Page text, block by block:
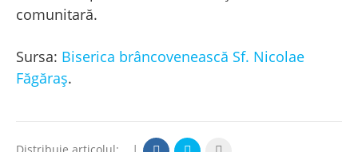
comunitară.
Sursa: Biserica brâncovenească Sf. Nicolae
Făgăraș.